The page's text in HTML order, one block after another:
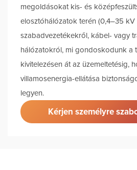
megoldásokat kis- és
elosztóhálózatok terén (0,4–35
szabadvezetékekről, kábel- vagy
hálózatokról, mi gondoskodunk a
kivitelezésen át az üzemeltetésig,
villamosenergia-ellátása
legyen.
Kérjen személyre